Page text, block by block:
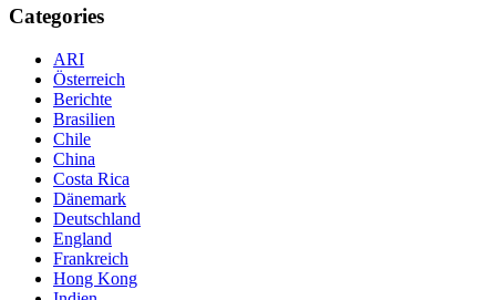
Categories
ARI
Österreich
Berichte
Brasilien
Chile
China
Costa Rica
Dänemark
Deutschland
England
Frankreich
Hong Kong